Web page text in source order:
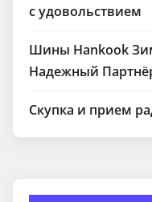
с удовольствием
Шины Hankook
Надежный
Скупка и прием